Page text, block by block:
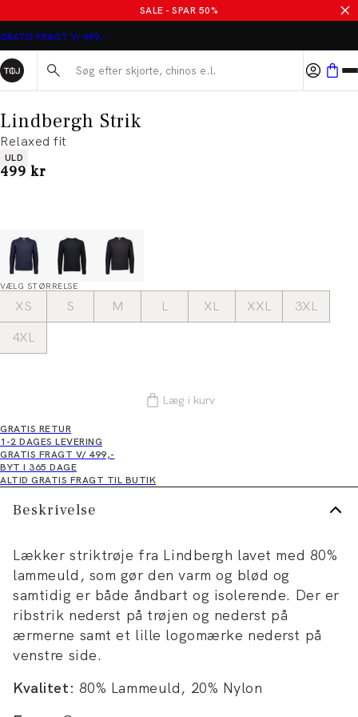
SALE - SPAR 50%
GRATIS FRAGT V/ 499,-
Søg her...
Lindbergh Strik
Relaxed fit
Produkt egenskaber
ULD
I alt (inkl. rabat)
499 kr
VÆLG STØRRELSE
XS S M L XL XXL
3XL
4XL
Læg i kurv
GRATIS RETUR
1-2 DAGES LEVERING
GRATIS FRAGT V/ 499,-
BYT I 365 DAGE
ALTID GRATIS FRAGT TIL BUTIK
Beskrivelse
Lækker striktrøje fra Lindbergh lavet med 80%
lammeuld, som gør den varm og blød og
samtidig er både åndbart og isolerende. Der er
ribstrik nederst på trøjen og nederst på
ærmerne samt et lille logomærke nederst på
venstre side.
Kvalitet: 80% Lammeuld, 20% Nylon